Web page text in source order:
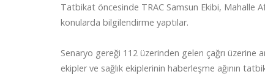
Tatbikat öncesinde TRAC Samsun Ekibi, Mahalle
konularda bilgilendirme yaptılar.
Senaryo gereği 112 üzerinden gelen çağrı üzerine
ekipler ve sağlık ekiplerinin haberleşme ağının